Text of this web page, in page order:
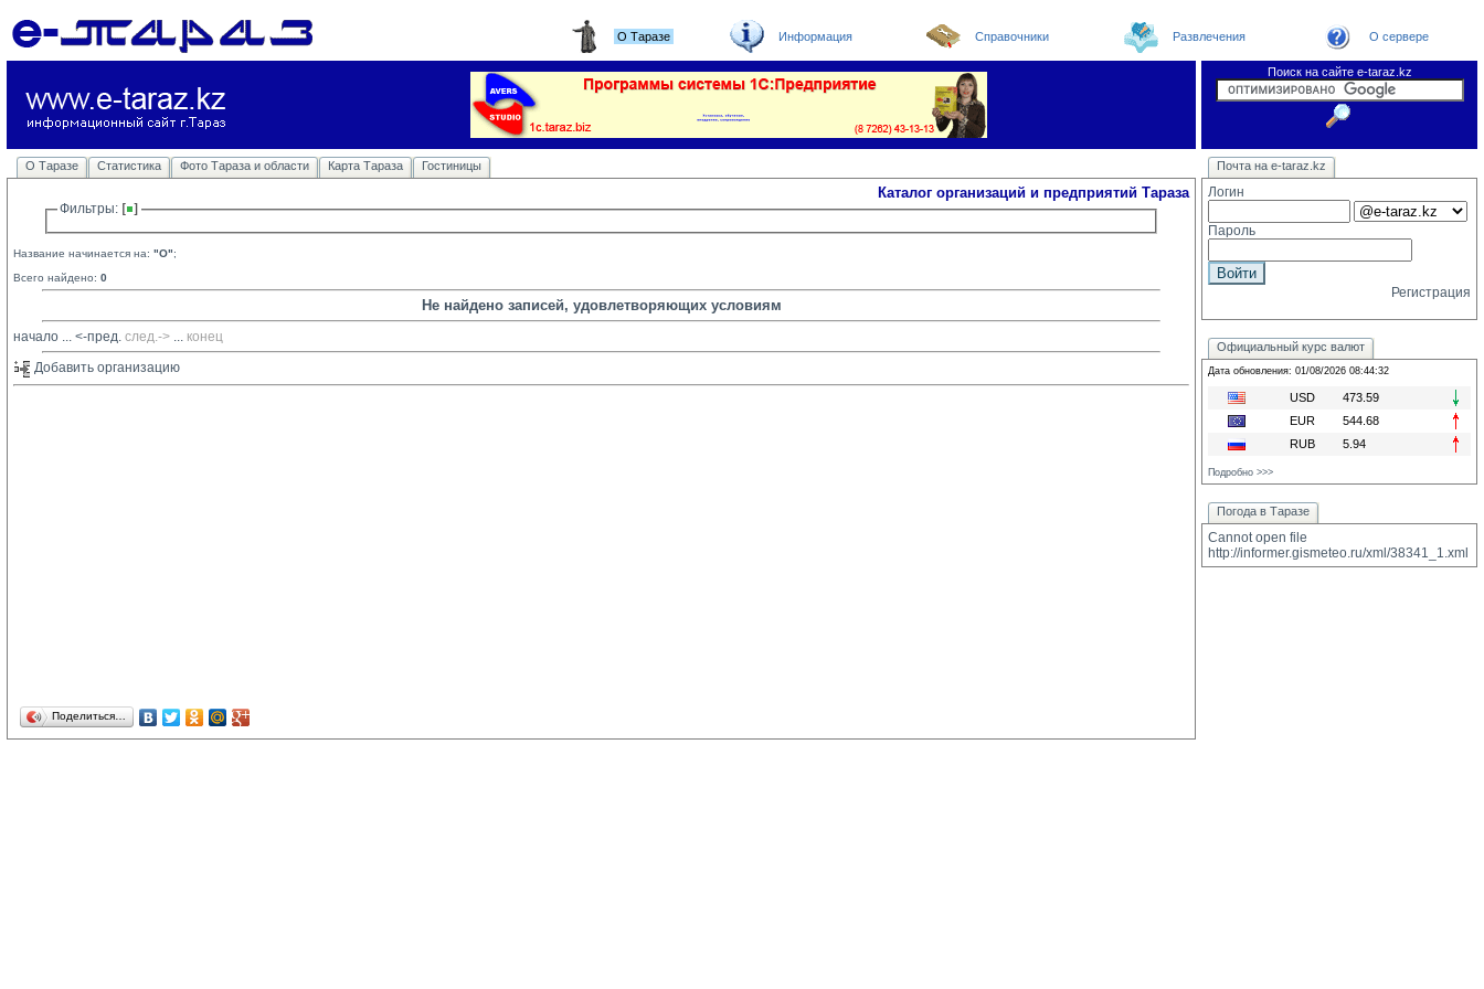
О Таразе Информация Справочники Развлечения О сервере
Поиск на сайте e-taraz.kz
О Таразе Статистика Фото Тараза и области Карта Тараза Гостиницы Новости Погода в Таразе
Телефоный справочник
Видеоконференция
Новости e-taraz Замечания и предложения
Каталог организаций и предприятий Тараза
Фильтры:
Название начинается на: "O";
Всего найдено: 0
Не найдено записей, удовлетворяющих условиям
начало ... <-пред. след.-> ... конец
Добавить организацию
Поделиться…
Почта на e-taraz.kz
Логин
Пароль
Регистрация
Официальный курс валют
Дата обновления: 01/08/2026 08:44:32
USD
473.59
EUR
544.68
RUB
5.94
Подробно >>>
Погода в Таразе
Cannot open file
http://informer.gismeteo.ru/xml/38341_1.xml